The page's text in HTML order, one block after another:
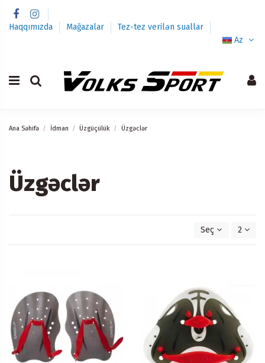
Haqqımızda Mağazalar
Tez-tez verilən suallar
Az
Ana Səhifə İdman Üzgüçülük Üzgəclər
Üzgəclər
Seç 2